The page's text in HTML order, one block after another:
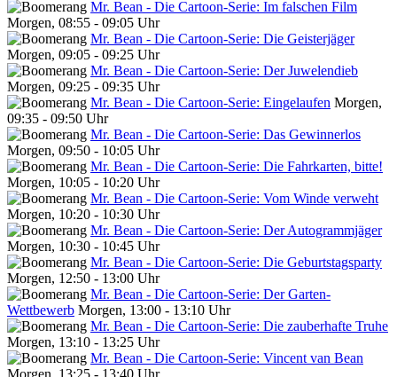
Mr. Bean - Die Cartoon-Serie: Im falschen Film
Morgen, 08:55 - 09:05 Uhr
Mr. Bean - Die Cartoon-Serie: Die Geisterjäger
Morgen, 09:05 - 09:25 Uhr
Mr. Bean - Die Cartoon-Serie: Der Juwelendieb
Morgen, 09:25 - 09:35 Uhr
Mr. Bean - Die Cartoon-Serie: Eingelaufen Morgen,
09:35 - 09:50 Uhr
Mr. Bean - Die Cartoon-Serie: Das Gewinnerlos
Morgen, 09:50 - 10:05 Uhr
Mr. Bean - Die Cartoon-Serie: Die Fahrkarten, bitte!
Morgen, 10:05 - 10:20 Uhr
Mr. Bean - Die Cartoon-Serie: Vom Winde verweht
Morgen, 10:20 - 10:30 Uhr
Mr. Bean - Die Cartoon-Serie: Der Autogrammjäger
Morgen, 10:30 - 10:45 Uhr
Mr. Bean - Die Cartoon-Serie: Die Geburtstagsparty
Morgen, 12:50 - 13:00 Uhr
Mr. Bean - Die Cartoon-Serie: Der Garten-
Wettbewerb Morgen, 13:00 - 13:10 Uhr
Mr. Bean - Die Cartoon-Serie: Die zauberhafte Truhe
Morgen, 13:10 - 13:25 Uhr
Mr. Bean - Die Cartoon-Serie: Vincent van Bean
Morgen, 13:25 - 13:40 Uhr